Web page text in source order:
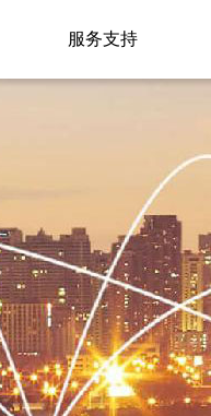
服务支持